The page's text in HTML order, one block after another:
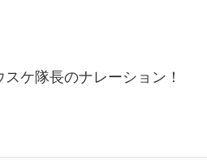
ケ隊長のナレーション！